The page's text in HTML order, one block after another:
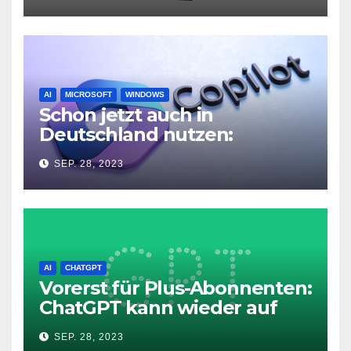
AI MICROSOFT WINDOWS
Schon jetzt auch in
Deutschland nutzen:
Microsoft Copilot in Windows
11 SEP. 28, 2023
AI CHATGPT
Vorerst für Plus-Abonnenten:
ChatGPT kann wieder auf
das Internet zugreifen
SEP. 28, 2023